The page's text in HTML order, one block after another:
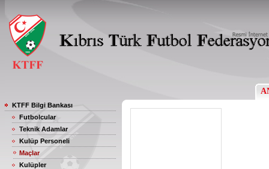
KTFF Bilgi Bankası
Futbolcular
Teknik Adamlar
Kulüp Personeli
Maçlar
Kulüpler